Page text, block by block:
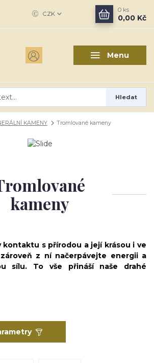
Menu
CZK
Hledat
0 ks
0,00 Kč
KAMENY Tromlované kameny
kameny
s přírodou a její krásou i ve
z ní načerpávejte energii a
sílu. To vše přináší naše drahé